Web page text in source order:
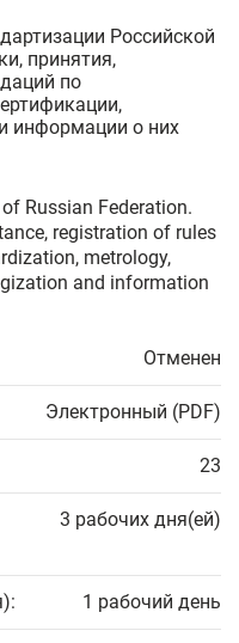
Российской
принятия,
по
информации о них
Russian Federation.
registration of rules
metrology,
and information
Отменен
Электронный (PDF)
23
3 рабочих дня(ей)
1 рабочий день